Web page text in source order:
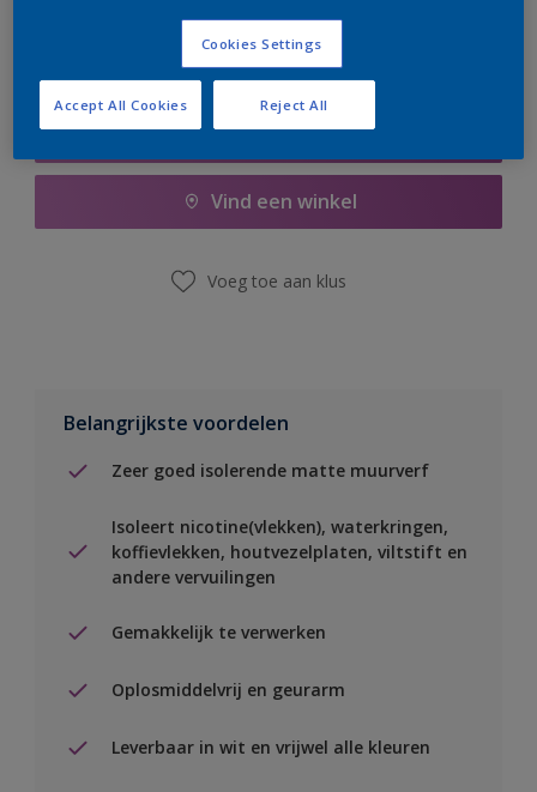
Boodschappenlijst
Vind een winkel
Voeg toe aan klus
Belangrijkste voordelen
Zeer goed isolerende matte muurverf
Isoleert nicotine(vlekken), waterkringen,
koffievlekken, houtvezelplaten, viltstift en
andere vervuilingen
Gemakkelijk te verwerken
Oplosmiddelvrij en geurarm
Leverbaar in wit en vrijwel alle kleuren
Cookies Settings
Reject All
Accept All Cookies